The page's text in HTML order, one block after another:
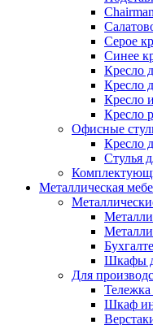
Серое
Синее
Кресло
Кресло
Кресло
Кресло
Офисные
Кресло
Стулья
Металлическая
Шкафы
Для
Тележка
Шкаф